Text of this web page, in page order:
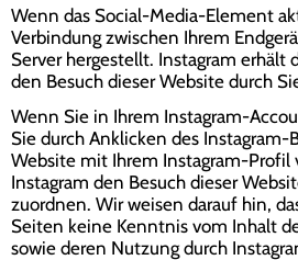
Wenn das Social-Media-Element
Verbindung zwischen Ihrem
Server hergestellt. Instagram
den Besuch dieser Website durch
Wenn Sie in Ihrem Instagram-
Sie durch Anklicken des
Website mit Ihrem Instagram-Profil
Instagram den Besuch dieser
zuordnen. Wir weisen darauf hin,
Seiten keine Kenntnis vom Inhalt
sowie deren Nutzung durch